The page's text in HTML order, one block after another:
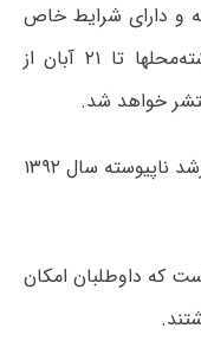
و دارای شرایط خاص
به همراه برنامه زمانی مصاحبه این رشته‌محلها تا ۲۱ آبان از
خواهد شد.
مرحله تکمیل ظرفیت آزمون‌ کارشناسی‌ ارشد ناپیوسته‌‌ سال‌ ۱۳۹۲
۱۰ هزار و ۳۶ نفر است که داوطلبان امکان